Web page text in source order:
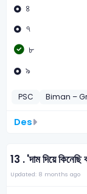
৪
৭
৮
৯
PSC Biman –
Des
13 .'দাম দিয়ে
Updated: 8 months ago